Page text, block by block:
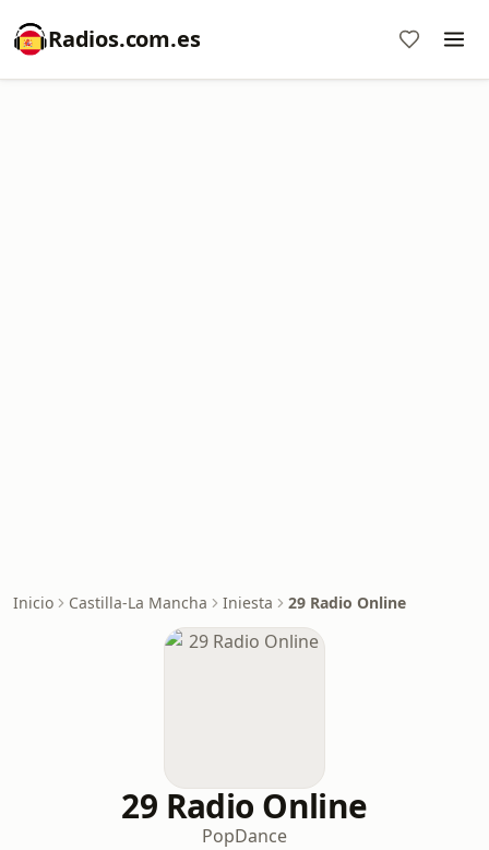
Radios.com.es
Inicio Castilla-La Mancha Iniesta 29 Radio Online
29 Radio Online
PopDance